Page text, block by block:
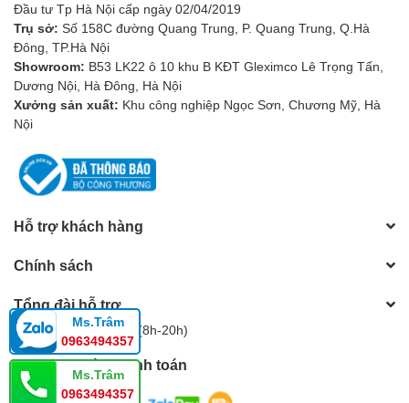
Đầu tư Tp Hà Nội cấp ngày 02/04/2019
Trụ sở: Số 158C đường Quang Trung, P. Quang Trung, Q.Hà
Đông, TP.Hà Nội
Showroom: B53 LK22 ô 10 khu B KĐT Gleximco Lê Trọng Tấn,
Dương Nội, Hà Đông, Hà Nội
Xưởng sản xuất: Khu công nghiệp Ngọc Sơn, Chương Mỹ, Hà
Nội
Hỗ trợ khách hàng
Chính sách
Tổng đài hỗ trợ
Hotline: 0983805604 (8h-20h)
Phương thức thanh toán
Ms.Trâm
0963494357
Ms.Trâm
0963494357